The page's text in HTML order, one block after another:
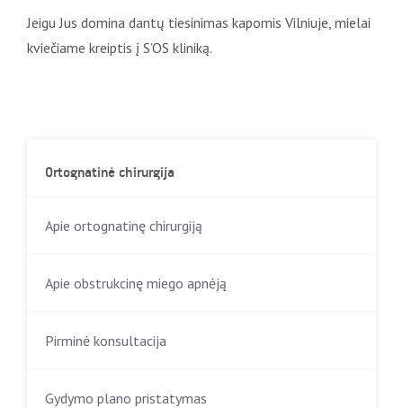
Jeigu Jus domina dantų tiesinimas kapomis Vilniuje, mielai
kviečiame kreiptis į S’OS kliniką.
Ortognatinė chirurgija
Apie ortognatinę chirurgiją
Apie obstrukcinę miego apnėją
Pirminė konsultacija
Gydymo plano pristatymas